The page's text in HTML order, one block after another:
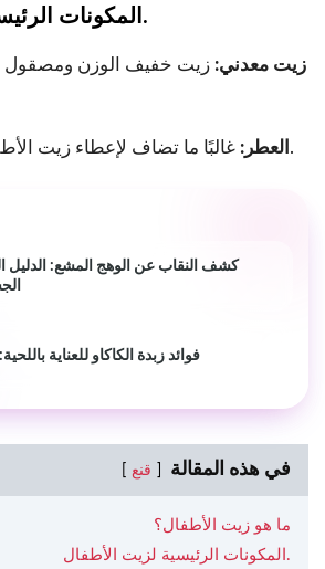
المكونات الرئيسية لزيت الأطفال.
- زيت معدني: زيت خفيف الوزن ومصقول
- العطر: غالبًا ما تضاف لإعطاء زيت الأطفال رائحته اللطيفة.
كشف النقاب عن الوهج المشع: الدليل
فوائد زبدة الكاكاو للعناية
في هذه المقالة قنع
ما هو زيت الأطفال؟
المكونات الرئيسية لزيت الأطفال.